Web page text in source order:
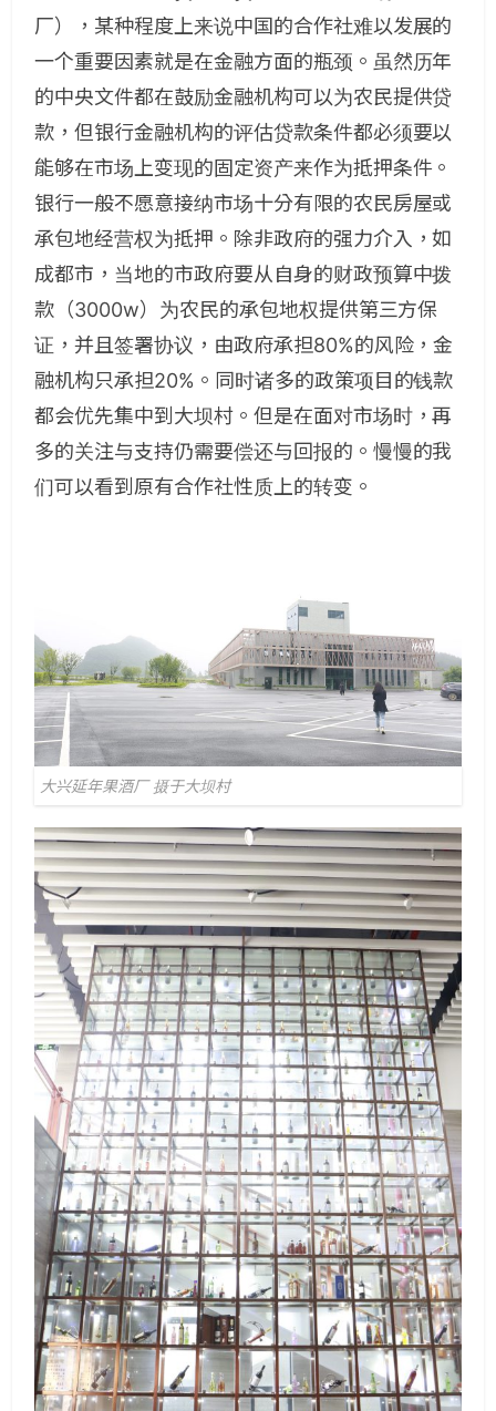
厂），某种程度上来说中国的合作社难以发展的
一个重要因素就是在金融方面的瓶颈。虽然历年
的中央文件都在鼓励金融机构可以为农民提供贷
款，但银行金融机构的评估贷款条件都必须要以
能够在市场上变现的固定资产来作为抵押条件。
银行一般不愿意接纳市场十分有限的农民房屋或
承包地经营权为抵押。除非政府的强力介入，如
成都市，当地的市政府要从自身的财政预算中拨
款（3000w）为农民的承包地权提供第三方保
证，并且签署协议，由政府承担80%的风险，金
融机构只承担20%。同时诸多的政策项目的钱款
都会优先集中到大坝村。但是在面对市场时，再
多的关注与支持仍需要偿还与回报的。慢慢的我
们可以看到原有合作社性质上的转变。
大兴延年果酒厂 摄于大坝村